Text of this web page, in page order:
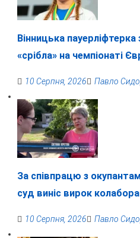
Вінницька
«срібла» на чемпіонаті
10 Серпня, 2026 Павло
За співпрацю з
суд виніс вирок
10 Серпня, 2026 Павло